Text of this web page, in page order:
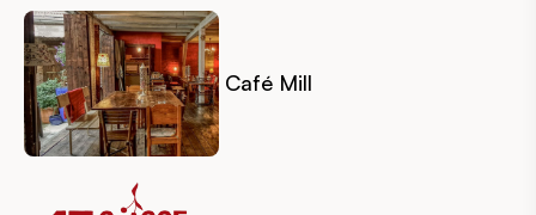
Café Mill